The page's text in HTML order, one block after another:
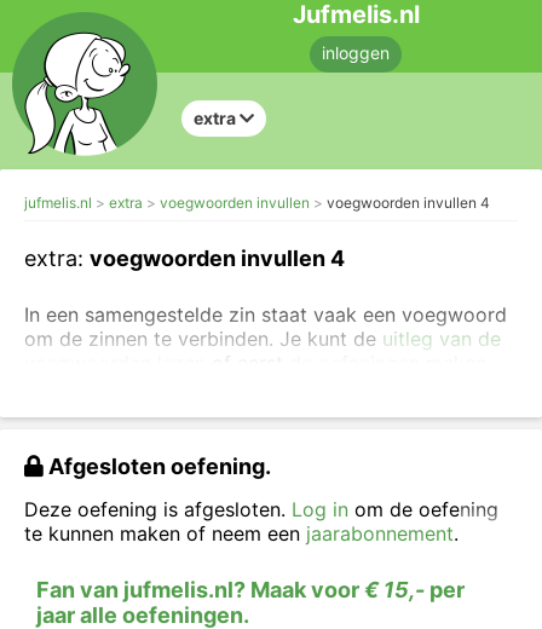
Jufmelis.nl
inloggen
extra
jufmelis.nl extra voegwoorden invullen voegwoorden invullen 4
extra: voegwoorden invullen 4
In een samengestelde zin staat vaak een voegwoord
om de zinnen te verbinden. Je kunt de uitleg van de
of eerst
in. Voor deze zinnen kies je uit de volgende
voegwoordenmaar,want, omdat
Afgesloten oefening.
Deze oefening is afgesloten. Log in om de oefening
te kunnen maken of neem een jaarabonnement.
Fan van jufmelis.nl? Maak voor€ 15,- per
jaar alle oefeningen.